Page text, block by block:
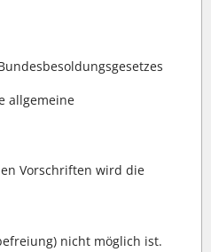
allgemeine
Vorschriften wird die
nicht möglich ist.